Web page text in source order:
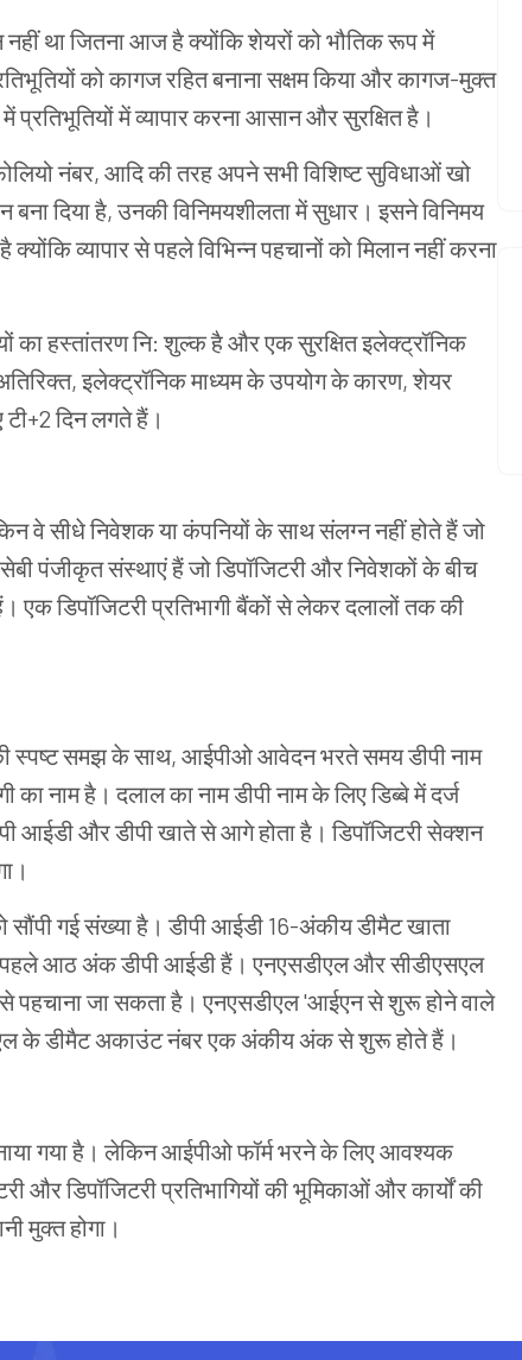
नहीं थाजितनाआजहैक्योंकिशेयरोंकोभौतिकरूपमें
को कागज रहित बनानासक्षमकियाऔरकागज-मुक्त
मेंप्रतिभूतियोंमेंव्यापारकरनाआसानऔरसुरक्षितहै।
नंबर, आदिकीतरहअपनेसभीविशिष्टसुविधाओंखो
बनादियाहै,उनकी विनिमयशीलता मेंसुधार। इसनेविनिमय
हैक्योंकिव्यापारसेपहलेविभिन्नपहचानोंकोमिलाननहींकरना
काहस्तांतरणनि:शुल्कहैऔरएकसुरक्षितइलेक्ट्रॉनिक
,इलेक्ट्रॉनिकमाध्यमकेउपयोगकेकारण,शेयर
टी+2दिनलगतेहैं।
वेसीधेनिवेशकयाकंपनियोंकेसाथसंलग्ननहींहोतेहैंजो
सेबीपंजीकृतसंस्थाएंहैंजोडिपॉजिटरीऔरनिवेशकोंकेबीच
एकडिपॉजिटरीप्रतिभागीबैंकोंसेलेकरदलालोंतककी
स्पष्टसमझकेसाथ, आईपीओआवेदनभरतेसमयडीपीनाम
कानामहै। दलालकानामडीपीनामकेलिएडिब्बेमेंदर्ज
आईडीऔरडीपीखातेसेआगे होताहै। डिपॉजिटरीसेक्शन
सौंपीगईसंख्याहै। डीपीआईडी 16-अंकीयडीमैटखाता
पहलेआठअंकडीपीआईडीहैं। एनएसडीएलऔरसीडीएसएल
सेपहचानाजासकताहै। एनएसडीएल'आईएनसेशुरूहोनेवाले
केडीमैटअकाउंटनंबरएकअंकीयअंकसेशुरूहोतेहैं।
गयाहै। लेकिनआईपीओफॉर्मभरनेकेलिएआवश्यक
औरडिपॉजिटरीप्रतिभागियोंकीभूमिकाओंऔरकार्योंकी
मुक्तहोगा।